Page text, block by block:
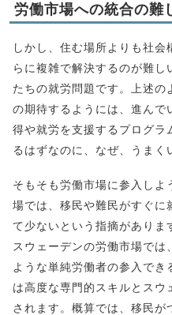
労働市場への統合の難
しかし、住む場所よりも社会
らに複雑で解決するのが難
たちの就労問題です。上述の
の期待するようには、進んで
得や就労を支援するプログラ
るはずなのに、なぜ、うまく
そもそも労働市場に参入し
場では、移民や難民がすぐに
て少ないという指摘がありま
スウェーデンの労働市場では
ような単純労働者の参入でき
は高度な専門的スキルとスウ
されます。概算では、移民